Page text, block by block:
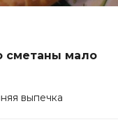
сметаны мало
выпечка